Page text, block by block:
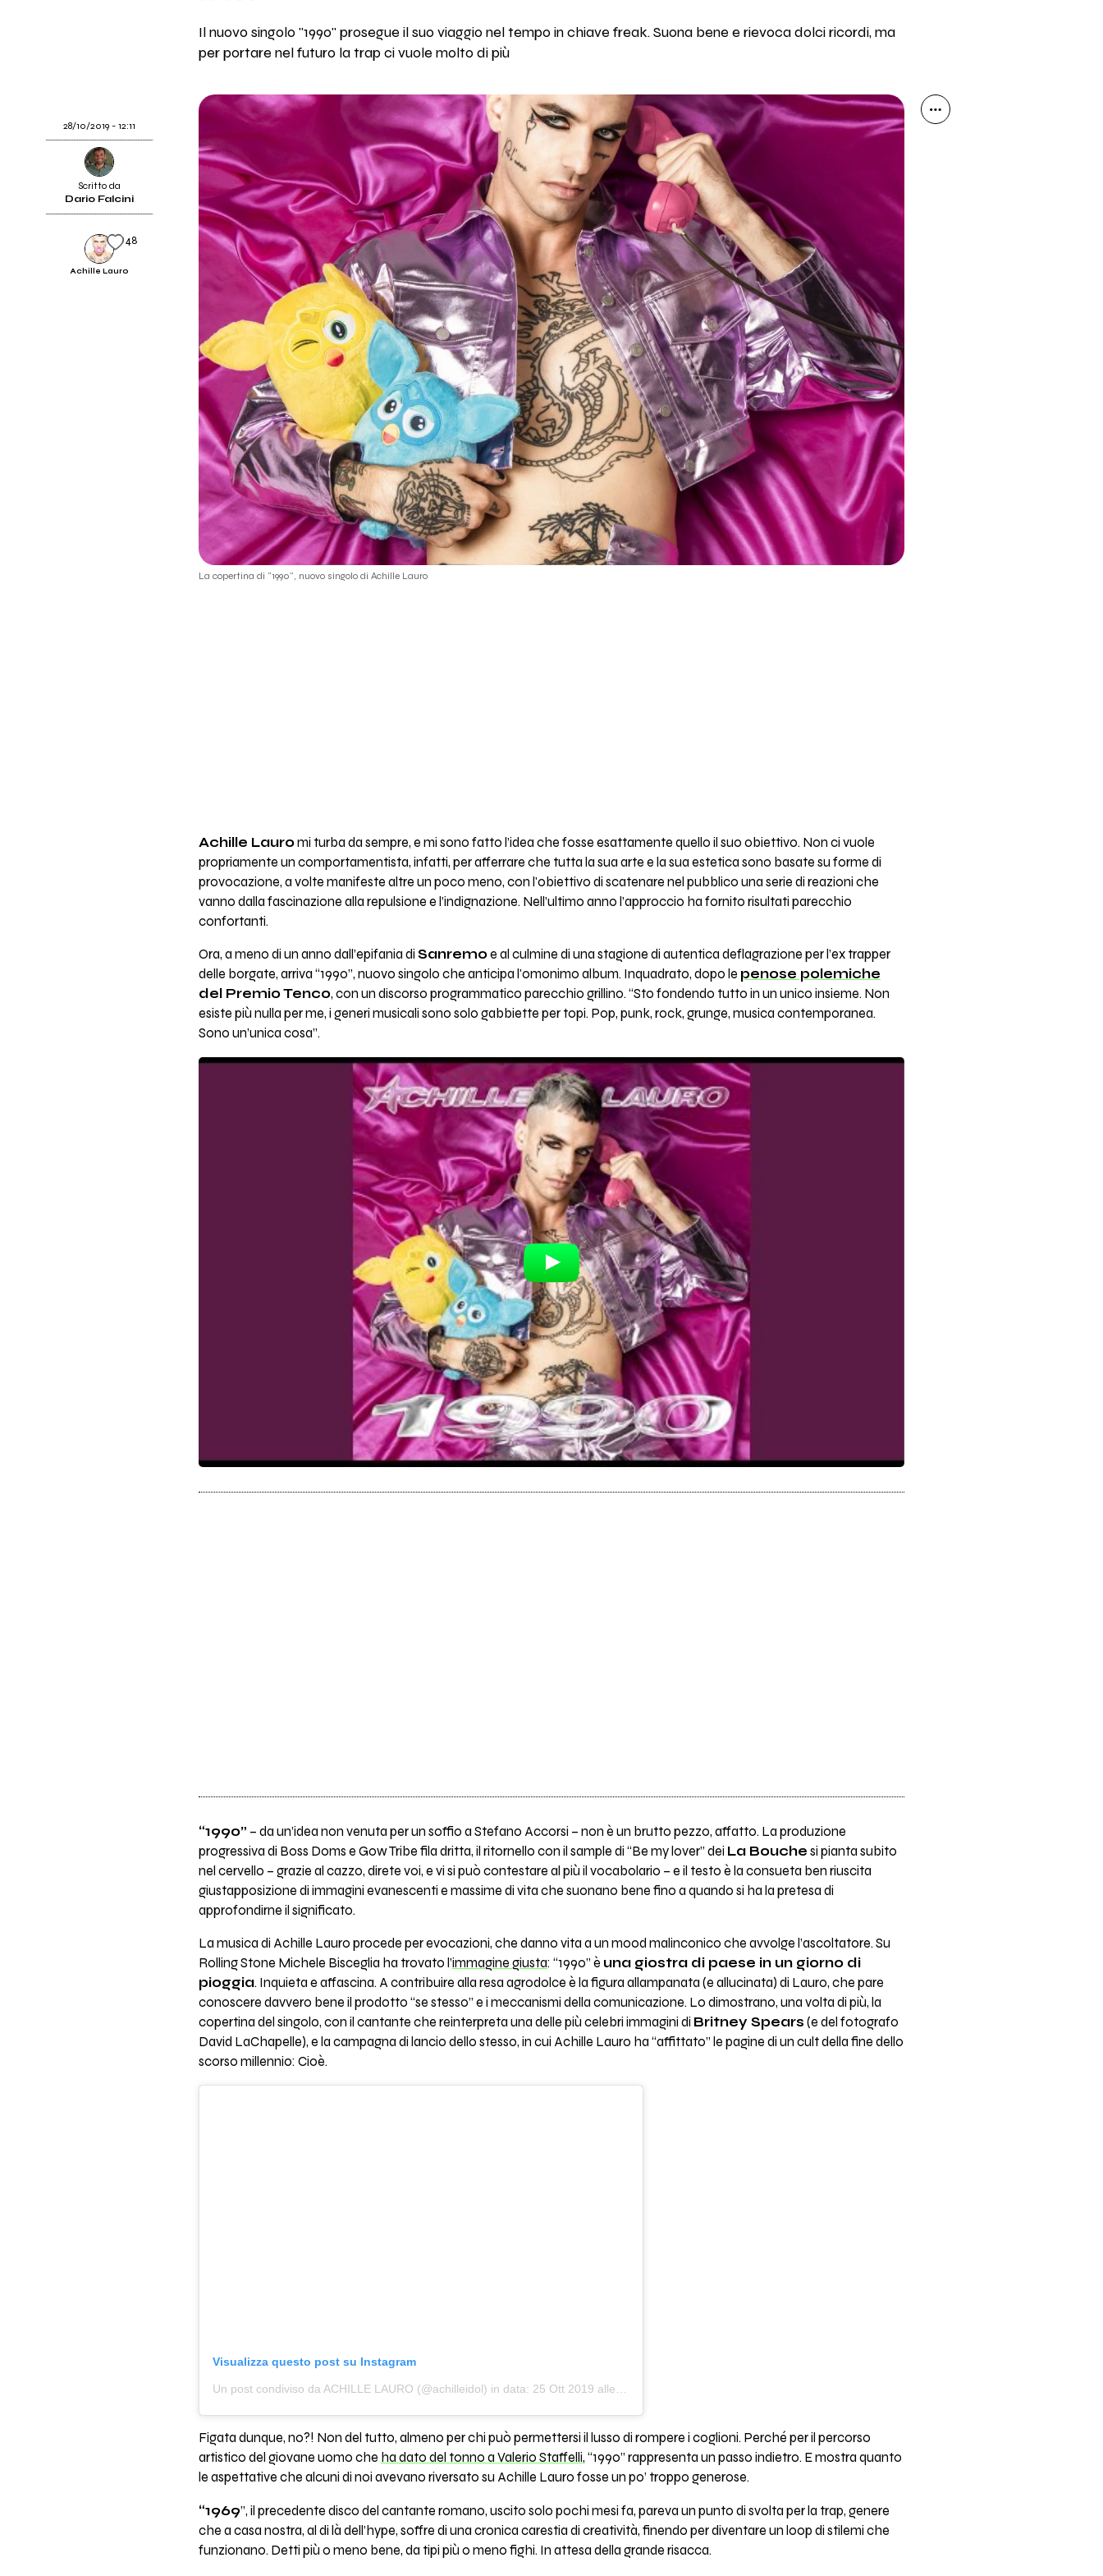
Il nuovo singolo "1990" prosegue il suo viaggio nel tempo in chiave freak. Suona bene e rievoca dolci ricordi, ma
per portare nel futuro la trap ci vuole molto di più
La copertina di "1990", nuovo singolo di Achille Lauro
28/10/2019 - 12:11
Scritto da
Dario Falcini
Achille Lauro
48
Achille Lauromi turba da sempre, e mi sono fatto l’idea che fosse esattamente quello il suo obiettivo. Non ci vuole
propriamente un comportamentista, infatti, per afferrare che tutta la sua arte e la sua estetica sono basate su forme di
provocazione, a volte manifeste altre un poco meno, con l'obiettivo di scatenare nel pubblico una serie di reazioni che
vanno dalla fascinazione alla repulsione e l’indignazione. Nell’ultimo anno l’approccio ha fornito risultati parecchio
confortanti.
Ora, a meno di un anno dall’epifania di Sanremoe al culmine di una stagione di autentica deflagrazione per l’ex trapper
delle borgate, arriva “1990”, nuovo singolo che anticipa l'omonimo album. Inquadrato, dopo le penose polemiche
del Premio Tenco, con un discorso programmatico parecchio grillino. “Sto fondendo tutto in un unico insieme. Non
esiste più nulla per me, i generi musicali sono solo gabbiette per topi. Pop, punk, rock, grunge, musica contemporanea.
Sono un’unica cosa”.
“1990” – da un’idea non venuta per un soffio a Stefano Accorsi – non è un brutto pezzo, affatto. La produzione
progressiva di Boss Doms e Gow Tribe fila dritta, il ritornello con il sample di “Be my lover” dei La Bouche si pianta subito
nel cervello – grazie al cazzo, direte voi, e vi si può contestare al più il vocabolario – e il testo è la consueta ben riuscita
giustapposizione di immagini evanescenti e massime di vita che suonano bene fino a quando si ha la pretesa di
approfondirne il significato.
La musica di Achille Lauro procede per evocazioni, che danno vita a un mood malinconico che avvolge l’ascoltatore. Su
Rolling Stone Michele Bisceglia ha trovato l’immagine giusta: “1990” è una giostra di paese in un giorno di
pioggia. Inquieta e affascina. A contribuire alla resa agrodolce è la figura allampanata (e allucinata) di Lauro, che pare
conoscere davvero bene il prodotto “se stesso” e i meccanismi della comunicazione. Lo dimostrano, una volta di più, la
copertina del singolo, con il cantante che reinterpreta una delle più celebri immagini di Britney Spears (e del fotografo
David LaChapelle), e la campagna di lancio dello stesso, in cui Achille Lauro ha “affittato” le pagine di un cult della fine dello
scorso millennio: Cioè.
Visualizza questo post su Instagram
Un post condiviso da ACHILLE LAURO (@achilleidol) in data: 25 Ott 2019 alle ore 5:44 PDT
Figata dunque, no?! Non del tutto, almeno per chi può permettersi il lusso di rompere i coglioni. Perché per il percorso
artistico del giovane uomo che ha dato del tonno a Valerio Staffelli, “1990” rappresenta un passo indietro. E mostra quanto
le aspettative che alcuni di noi avevano riversato su Achille Lauro fosse un po’ troppo generose.
“1969”, il precedente disco del cantante romano, uscito solo pochi mesi fa, pareva un punto di svolta per la trap, genere
che a casa nostra, al di là dell’hype, soffre di una cronica carestia di creatività, finendo per diventare un loop di stilemi che
funzionano. Detti più o meno bene, da tipi più o meno fighi. In attesa della grande risacca.